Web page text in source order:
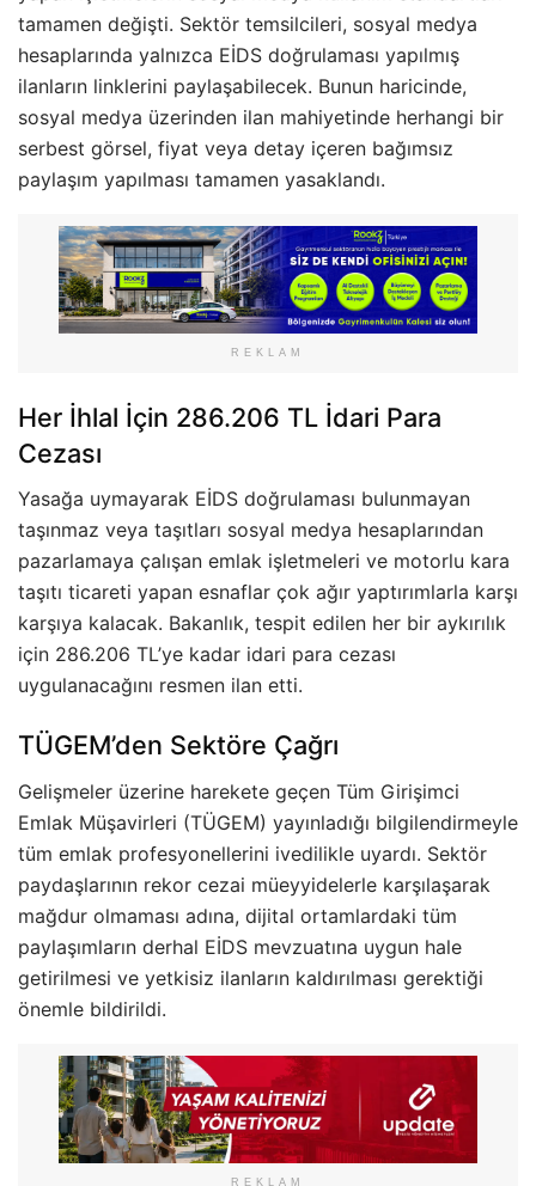
tamamen değişti. Sektör temsilcileri, sosyal medya
hesaplarında yalnızca EİDS doğrulaması yapılmış
ilanların linklerini paylaşabilecek. Bunun haricinde,
sosyal medya üzerinden ilan mahiyetinde herhangi bir
serbest görsel, fiyat veya detay içeren bağımsız
paylaşım yapılması tamamen yasaklandı.
REKLAM
Her İhlal İçin 286.206 TL İdari Para
Cezası
Yasağa uymayarak EİDS doğrulaması bulunmayan
taşınmaz veya taşıtları sosyal medya hesaplarından
pazarlamaya çalışan emlak işletmeleri ve motorlu kara
taşıtı ticareti yapan esnaflar çok ağır yaptırımlarla karşı
karşıya kalacak. Bakanlık, tespit edilen her bir aykırılık
için 286.206 TL’ye kadar idari para cezası
uygulanacağını resmen ilan etti.
TÜGEM’den Sektöre Çağrı
Gelişmeler üzerine harekete geçen Tüm Girişimci
Emlak Müşavirleri (TÜGEM) yayınladığı bilgilendirmeyle
tüm emlak profesyonellerini ivedilikle uyardı. Sektör
paydaşlarının rekor cezai müeyyidelerle karşılaşarak
mağdur olmaması adına, dijital ortamlardaki tüm
paylaşımların derhal EİDS mevzuatına uygun hale
getirilmesi ve yetkisiz ilanların kaldırılması gerektiği
önemle bildirildi.
REKLAM